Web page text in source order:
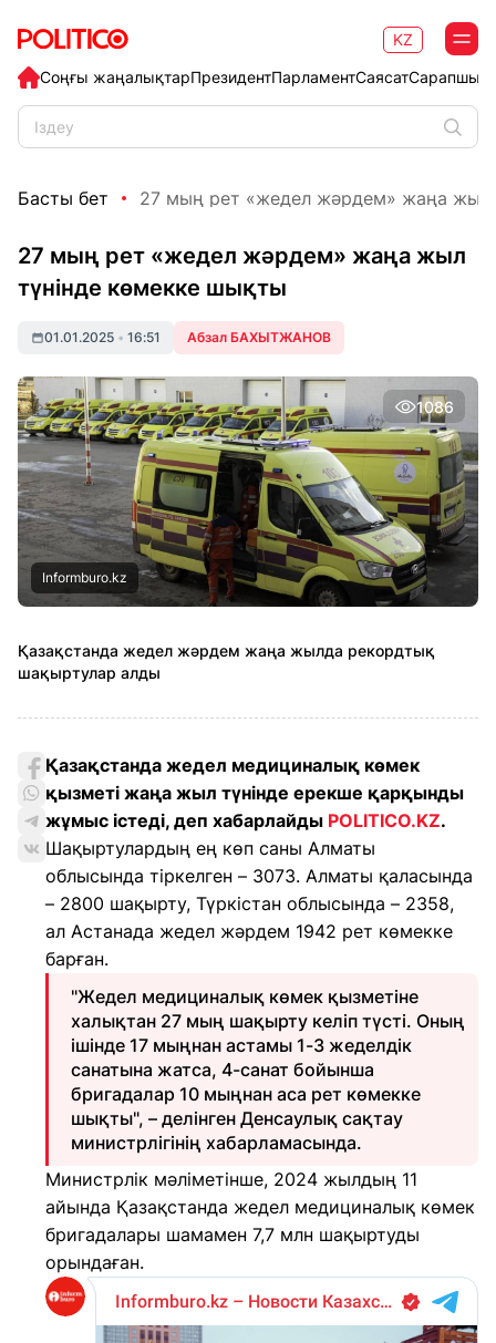
Соңғы жаңалықтарПрезидентПарламентСаясат
KZ
Басты бет 27 мың рет «жедел жәрдем» жаңа жыл
27 мың рет «жедел жәрдем» жаңа жыл
түнінде көмекке шықты
01.01.2025 • 16:51 Абзал БАХЫТЖАНОВ
1086
Informburo.kz
Қазақстанда жедел жәрдем жаңа жылда рекордтық
шақыртулар алды
Қазақстанда жедел медициналық көмек
қызметі жаңа жыл түнінде ерекше қарқынды
жұмыс істеді, деп хабарлайды POLITICO.KZ.
Шақыртулардың ең көп саны Алматы
облысында тіркелген – 3073. Алматы қаласында
– 2800 шақырту, Түркістан облысында – 2358,
ал Астанада жедел жәрдем 1942 рет көмекке
барған.
"Жедел медициналық көмек қызметіне
халықтан 27 мың шақырту келіп түсті. Оның
ішінде 17 мыңнан астамы 1-3 жеделдік
санатына жатса, 4-санат бойынша
бригадалар 10 мыңнан аса рет көмекке
шықты", – делінген Денсаулық сақтау
министрлігінің хабарламасында.
Министрлік мәліметінше, 2024 жылдың 11
айында Қазақстанда жедел медициналық көмек
бригадалары шамамен 7,7 млн шақыртуды
орындаған.